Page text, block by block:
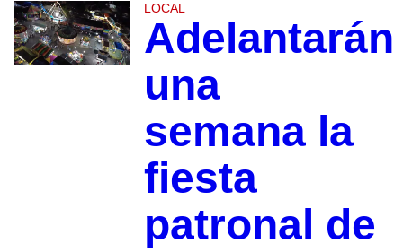
LOCAL
Adelantarán
una
semana la
fiesta
patronal de